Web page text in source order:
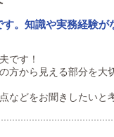
す。知識や実務経験が
です！
方から見える部分を大
などをお聞きしたいと